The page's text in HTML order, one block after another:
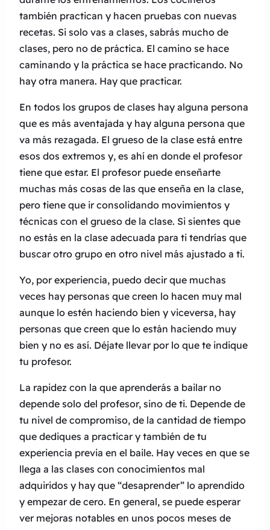
también practican y hacen pruebas con nuevas
recetas. Si solo vas a clases, sabrás mucho de
clases, pero no de práctica. El camino se hace
caminando y la práctica se hace practicando. No
hay otra manera. Hay que practicar.
En todos los grupos de clases hay alguna persona
que es más aventajada y hay alguna persona que
va más rezagada. El grueso de la clase está entre
esos dos extremos y, es ahí en donde el profesor
tiene que estar. El profesor puede enseñarte
muchas más cosas de las que enseña en la clase,
pero tiene que ir consolidando movimientos y
técnicas con el grueso de la clase. Si sientes que
no estás en la clase adecuada para ti tendrías que
buscar otro grupo en otro nivel más ajustado a ti.
Yo, por experiencia, puedo decir que muchas
veces hay personas que creen lo hacen muy mal
aunque lo estén haciendo bien y viceversa, hay
personas que creen que lo están haciendo muy
bien y no es así. Déjate llevar por lo que te indique
tu profesor.
La rapidez con la que aprenderás a bailar no
depende solo del profesor, sino de ti. Depende de
tu nivel de compromiso, de la cantidad de tiempo
que dediques a practicar y también de tu
experiencia previa en el baile. Hay veces en que se
llega a las clases con conocimientos mal
adquiridos y hay que “desaprender” lo aprendido
y empezar de cero. En general, se puede esperar
ver mejoras notables en unos pocos meses de